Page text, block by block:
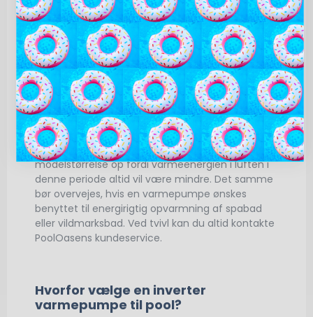
14 kW modellen anbefales til havepools op til
55 m3. Er du i tvivl om, hvilken INVERBOOST
varmepumpe model, du skal vælge, så tjektabel
med tekniske specifikationer
på alle fem
størrelser, som ligger sammen med
produktbilledet øverst til venstre 🙂 Tabellen
tager udgangspunkt i brug af varmepumpe
tilsluttet en swimmingpool i perioden april –
oktober. Hvis du skal bruge din pool aktivt uden
for denne periode, så bør du overveje at gå en
modelstørrelse op fordi varmeenergien i luften i
denne periode altid vil være mindre. Det samme
bør overvejes, hvis en varmepumpe ønskes
benyttet til energirigtig opvarmning af spabad
eller vildmarksbad. Ved tvivl kan du altid kontakte
PoolOasens kundeservice.
Hvorfor vælge en inverter
varmepumpe til pool?